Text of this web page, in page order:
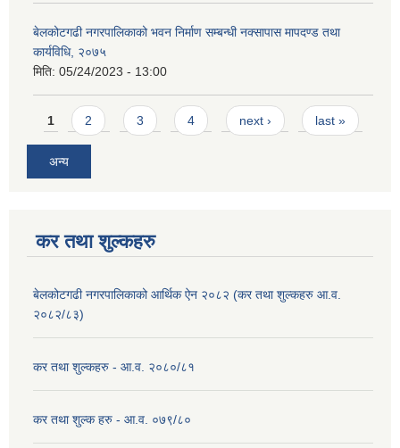
बेलकोटगढी नगरपालिकाको भवन निर्माण सम्बन्धी नक्सापास मापदण्ड तथा
कार्यविधि, २०७५
मिति: 05/24/2023 - 13:00
Pages
1 2 3 4 next › last »
अन्य
कर तथा शुल्कहरु
बेलकोटगढी नगरपालिकाको आर्थिक ऐन २०८२ (कर तथा शुल्कहरु आ.व.
२०८२/८३)
कर तथा शुल्कहरु - आ.व. २०८०/८१
कर तथा शुल्क हरु - आ.व. ०७९/८०